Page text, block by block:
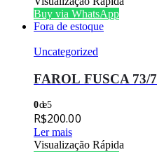
Buy via WhatsApp
Fora de estoque
Uncategorized
FAROL FUSCA 73/
0de 5
R$200.00
Ler mais
Visualização Rápida